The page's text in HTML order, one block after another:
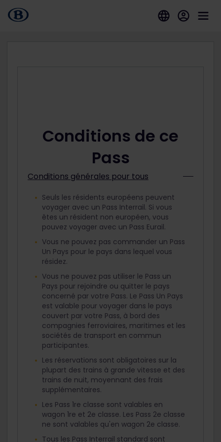
Conditions de ce
Pass
Conditions générales pour tous
Seuls les résidents européens peuvent
voyager avec un Pass Interrail. Si vous
êtes un résident non européen, vous
pouvez voyager avec un Pass Eurail.
Vous ne pouvez pas commander un Pass
Un Pays pour le pays dans lequel vous
résidez.
Vous ne pouvez pas utiliser le Pass un
Pays pour rejoindre ou quitter le pays
concerné par votre Pass. Le Pass Un Pays
est valable pour voyager dans le pays
couvert par votre Pass, à bord des
compagnies ferroviaires, maritimes et les
sociétés de transport en commun
participantes.
Les réservations sont obligatoires sur la
plupart des trains à grande vitesse et des
trains de nuit, moyennant des frais
supplémentaires.
Les Pass 1re classe sont valables en
wagon 1re et 2e classe. Les Pass 2e classe
ne sont valables qu'en wagon 2e classe.
Tous les Pass Interrail standard sont